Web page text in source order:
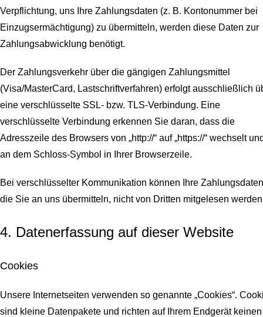
Verpflichtung, uns Ihre Zahlungsdaten (z. B. Kontonummer bei
Einzugsermächtigung) zu übermitteln, werden diese Daten zur
Zahlungsabwicklung benötigt.
Der Zahlungsverkehr über die gängigen Zahlungsmittel
(Visa/MasterCard, Lastschriftverfahren) erfolgt ausschließlich
eine verschlüsselte SSL- bzw. TLS-Verbindung. Eine
verschlüsselte Verbindung erkennen Sie daran, dass die
Adresszeile des Browsers von „http://“ auf „https://“ wechselt
an dem Schloss-Symbol in Ihrer Browserzeile.
Bei verschlüsselter Kommunikation können Ihre
die Sie an uns übermitteln, nicht von Dritten mitgelesen
4. Datenerfassung auf dieser Website
Cookies
Unsere Internetseiten verwenden so genannte „Cookies“.
sind kleine Datenpakete und richten auf Ihrem Endgerät keinen